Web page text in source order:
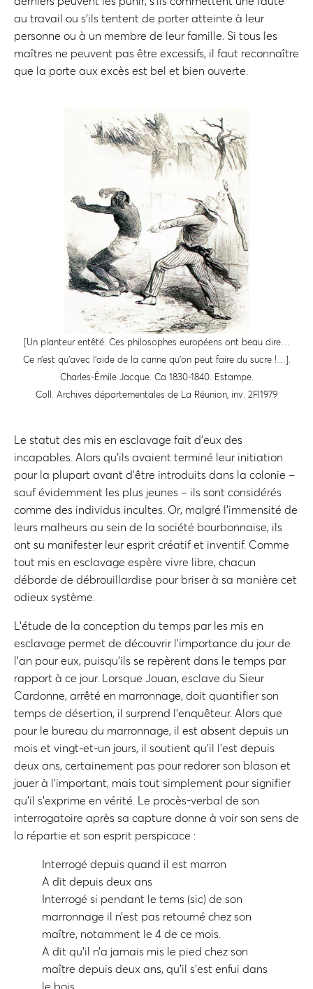
au travail ou s’ils tentent de porter atteinte à leur
personne ou à un membre de leur famille. Si tous les
maîtres ne peuvent pas être excessifs, il faut reconnaître
que la porte aux excès est bel et bien ouverte.
[Un planteur entêté. Ces philosophes européens ont beau dire…
Ce n’est qu’avec l’aide de la canne qu’on peut faire du sucre !…].
Charles-Émile Jacque. Ca 1830-1840. Estampe.
Coll. Archives départementales de La Réunion, inv. 2FI1979
Le statut des mis en esclavage fait d’eux des
incapables. Alors qu’ils avaient terminé leur initiation
pour la plupart avant d’être introduits dans la colonie –
sauf évidemment les plus jeunes – ils sont considérés
comme des individus incultes. Or, malgré l’immensité de
leurs malheurs au sein de la société bourbonnaise, ils
ont su manifester leur esprit créatif et inventif. Comme
tout mis en esclavage espère vivre libre, chacun
déborde de débrouillardise pour briser à sa manière cet
odieux système.
L’étude de la conception du temps par les mis en
esclavage permet de découvrir l’importance du jour de
l’an pour eux, puisqu’ils se repèrent dans le temps par
rapport à ce jour. Lorsque Jouan, esclave du Sieur
Cardonne, arrêté en marronnage, doit quantifier son
temps de désertion, il surprend l’enquêteur. Alors que
pour le bureau du marronnage, il est absent depuis un
mois et vingt-et-un jours, il soutient qu’il l’est depuis
deux ans, certainement pas pour redorer son blason et
jouer à l’important, mais tout simplement pour signifier
qu’il s’exprime en vérité. Le procès-verbal de son
interrogatoire après sa capture donne à voir son sens de
la répartie et son esprit perspicace :
Interrogé depuis quand il est marron
A dit depuis deux ans
Interrogé si pendant le tems (sic) de son
marronnage il n’est pas retourné chez son
maître, notamment le 4 de ce mois.
A dit qu’il n’a jamais mis le pied chez son
maître depuis deux ans, qu’il s’est enfui dans